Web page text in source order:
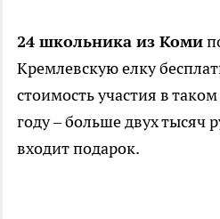
24 школьника из Коми
Кремлевскую елку
стоимость участия в
году – больше двух тысяч
входит подарок.